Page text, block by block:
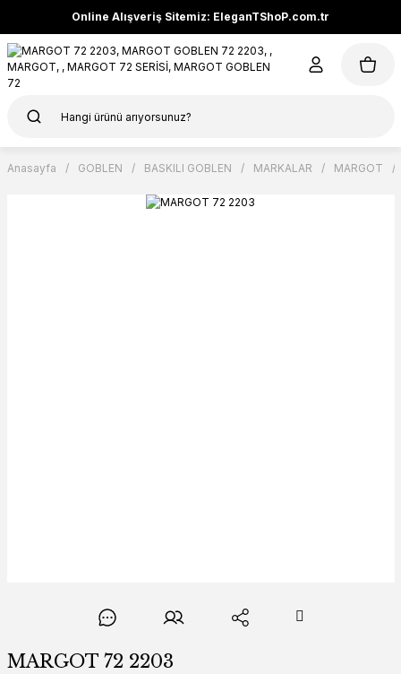
Online Alışveriş Sitemiz: EleganTShoP.com.tr
Anasayfa GOBLEN BASKILI GOBLEN MARKALAR MARGOT
MARGOT 72 2203